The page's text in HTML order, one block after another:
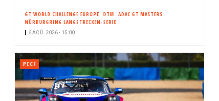
GT WORLD CHALLENGE EUROPE DTM
ADAC GT MASTERS
NÜRBURGRING LANGSTRECKEN-SERIE
6 AOÛ. 2026 • 15:00
PCCF